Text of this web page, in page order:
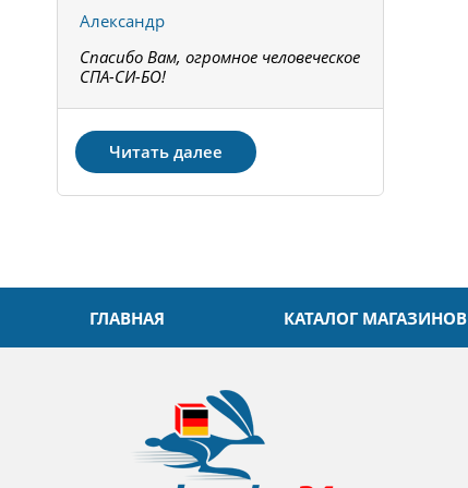
Александр
Спасибо Вам, огромное человеческое
СПА-СИ-БО!
Читать далее
ГЛАВНАЯ КАТАЛОГ МАГАЗИНОВ